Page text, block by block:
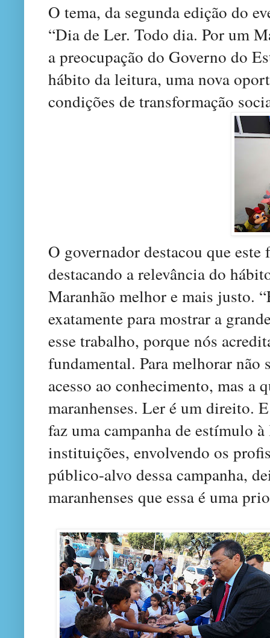
O tema, da segunda edição do
“Dia de Ler. Todo dia. Por um
a preocupação do Governo do
hábito da leitura, uma nova
condições de transformação soci
O governador destacou que
destacando a relevância do
Maranhão melhor e mais justo.
exatamente para mostrar a
esse trabalho, porque nós
fundamental. Para melhorar não
acesso ao conhecimento, mas a
maranhenses. Ler é um direito.
faz uma campanha de estímulo
instituições, envolvendo os
público-alvo dessa campanha,
maranhenses que essa é uma